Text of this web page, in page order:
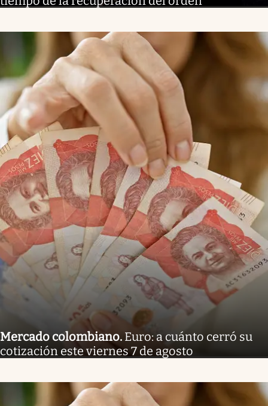
Mercado colombiano. Euro: a cuánto cerró su
cotización este viernes 7 de agosto